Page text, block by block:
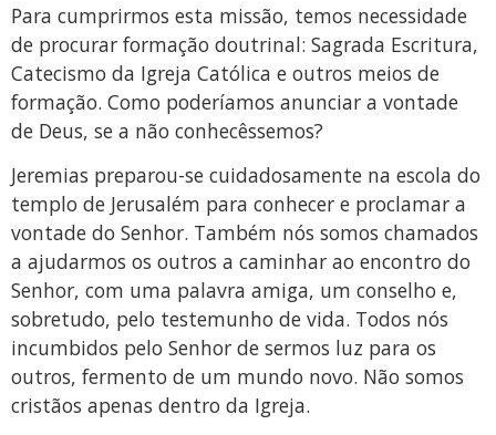
Para cumprirmos esta missão, temos necessidade
de procurar formação doutrinal: Sagrada Escritura,
Catecismo da Igreja Católica e outros meios de
formação. Como poderíamos anunciar a vontade
de Deus, se a não conhecêssemos?
Jeremias preparou-se cuidadosamente na escola do
templo de Jerusalém para conhecer e proclamar a
vontade do Senhor. Também nós somos chamados
a ajudarmos os outros a caminhar ao encontro do
Senhor, com uma palavra amiga, um conselho e,
sobretudo, pelo testemunho de vida. Todos nós
incumbidos pelo Senhor de sermos luz para os
outros, fermento de um mundo novo. Não somos
cristãos apenas dentro da Igreja.